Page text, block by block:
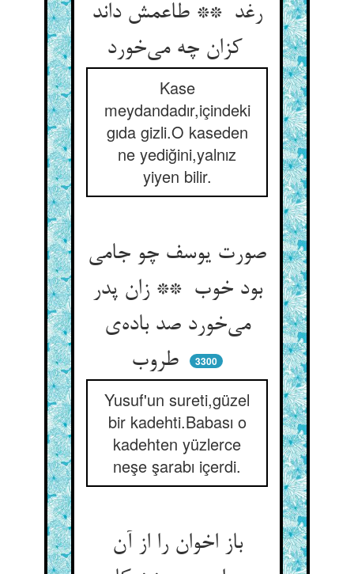
رغد ** طاعمش داند
کزان چه می‌خورد
Kase
meydandadır,içindeki
gıda gizli.O kaseden
ne yediğini,yalnız
yiyen bilir.
صورت یوسف چو جامی
بود خوب ** زان پدر
می‌خورد صد باده‌ی
3300
Yusuf'un sureti,güzel
bir kadehti.Babası o
kadehten yüzlerce
neşe şarabı içerdi.
باز اخوان را از آن